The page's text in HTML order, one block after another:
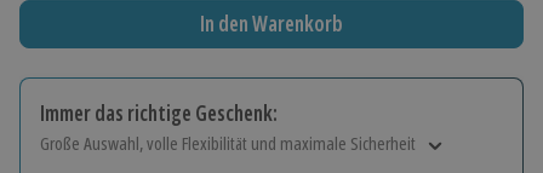
In den Warenkorb
Immer das richtige Geschenk:
Große Auswahl, volle Flexibilität und maximale Sicherheit